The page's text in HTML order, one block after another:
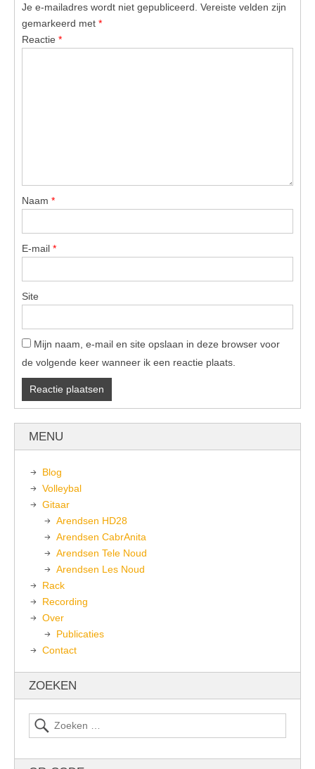
Je e-mailadres wordt niet gepubliceerd. Vereiste velden zijn
gemarkeerd met *
Reactie *
Naam *
E-mail *
Site
Mijn naam, e-mail en site opslaan in deze browser voor
de volgende keer wanneer ik een reactie plaats.
MENU
Blog
Volleybal
Gitaar
Arendsen HD28
Arendsen CabrAnita
Arendsen Tele Noud
Arendsen Les Noud
Rack
Recording
Over
Publicaties
Contact
ZOEKEN